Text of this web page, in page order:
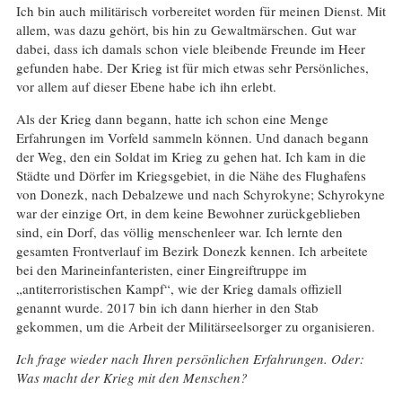
Ich bin auch militärisch vorbereitet worden für meinen Dienst. Mit
allem, was dazu gehört, bis hin zu Gewaltmärschen. Gut war
dabei, dass ich damals schon viele bleibende Freunde im Heer
gefunden habe. Der Krieg ist für mich etwas sehr Persönliches,
vor allem auf dieser Ebene habe ich ihn erlebt.
Als der Krieg dann begann, hatte ich schon eine Menge
Erfahrungen im Vorfeld sammeln können. Und danach begann
der Weg, den ein Soldat im Krieg zu gehen hat. Ich kam in die
Städte und Dörfer im Kriegsgebiet, in die Nähe des Flughafens
von Donezk, nach Debalzewe und nach Schyrokyne; Schyrokyne
war der einzige Ort, in dem keine Bewohner zurückgeblieben
sind, ein Dorf, das völlig menschenleer war. Ich lernte den
gesamten Frontverlauf im Bezirk Donezk kennen. Ich arbeitete
bei den Marineinfanteristen, einer Eingreiftruppe im
„antiterroristischen Kampf“, wie der Krieg damals offiziell
genannt wurde. 2017 bin ich dann hierher in den Stab
gekommen, um die Arbeit der Militärseelsorger zu organisieren.
Ich frage wieder nach Ihren persönlichen Erfahrungen. Oder:
Was macht der Krieg mit den Menschen?